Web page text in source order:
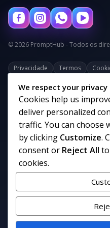
© 2026 PromptHub - Todos os
Privacidade Termos
Categorias
Links uteis
We respect your privacy
Cookies help us
deliver personalized
traffic. You can choose
by clicking Customize.
consent or Reject All
cookies.